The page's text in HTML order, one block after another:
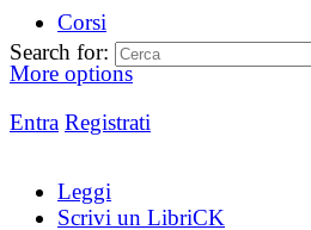
Corsi
More options
Entra Registrati
Search for:
Leggi
Scrivi un LibriCK